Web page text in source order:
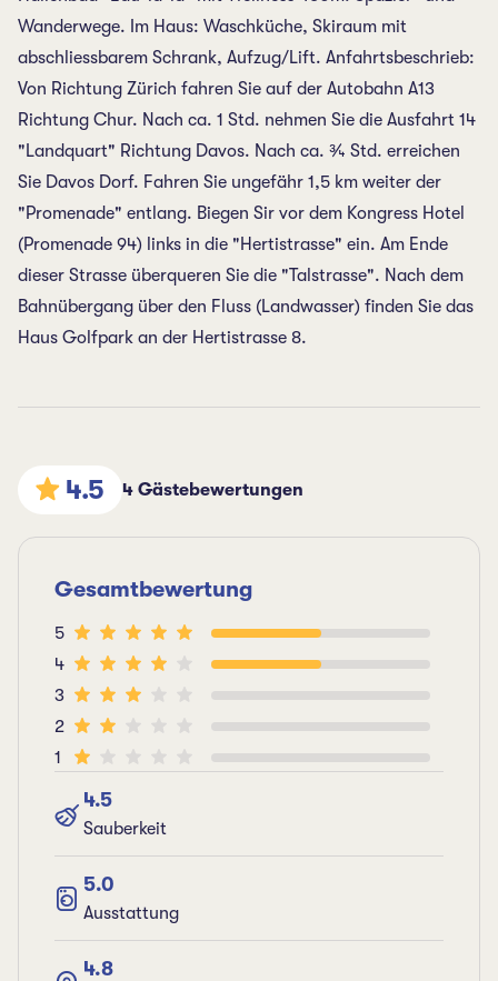
Wanderwege. Im Haus: Waschküche, Skiraum mit
abschliessbarem Schrank, Aufzug/Lift. Anfahrtsbeschrieb:
Von Richtung Zürich fahren Sie auf der Autobahn A13
Richtung Chur. Nach ca. 1 Std. nehmen Sie die Ausfahrt 14
"Landquart" Richtung Davos. Nach ca. ¾ Std. erreichen
Sie Davos Dorf. Fahren Sie ungefähr 1,5 km weiter der
"Promenade" entlang. Biegen Sir vor dem Kongress Hotel
(Promenade 94) links in die "Hertistrasse" ein. Am Ende
dieser Strasse überqueren Sie die "Talstrasse". Nach dem
Bahnübergang über den Fluss (Landwasser) finden Sie das
Haus Golfpark an der Hertistrasse 8.
4.5 4 Gästebewertungen
Gesamtbewertung
5
4
3
2
1
4.5
Sauberkeit
5.0
Ausstattung
4.8